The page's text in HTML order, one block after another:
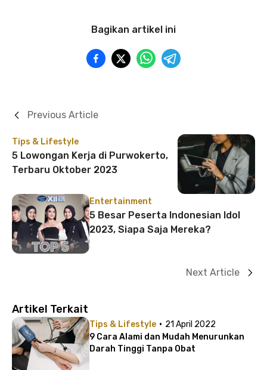
Bagikan artikel ini
Tips & Lifestyle
5 Lowongan Kerja di Purwokerto,
Terbaru Oktober 2023
Previous Article
Entertainment
5 Besar Peserta Indonesian Idol
2023, Siapa Saja Mereka?
Next Article
Artikel Terkait
Tips & Lifestyle · 21 April 2022
9 Cara Alami dan Mudah Menurunkan
Darah Tinggi Tanpa Obat